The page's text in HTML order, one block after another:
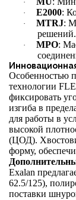
·
· E2000:
· MTRJ:
решений.
· MPO:
Особенностью
технологии
фиксировать
изгиба в
для работы в
высокой
(ЦОД).
форму,
Exalan
62.5/125),
поставки